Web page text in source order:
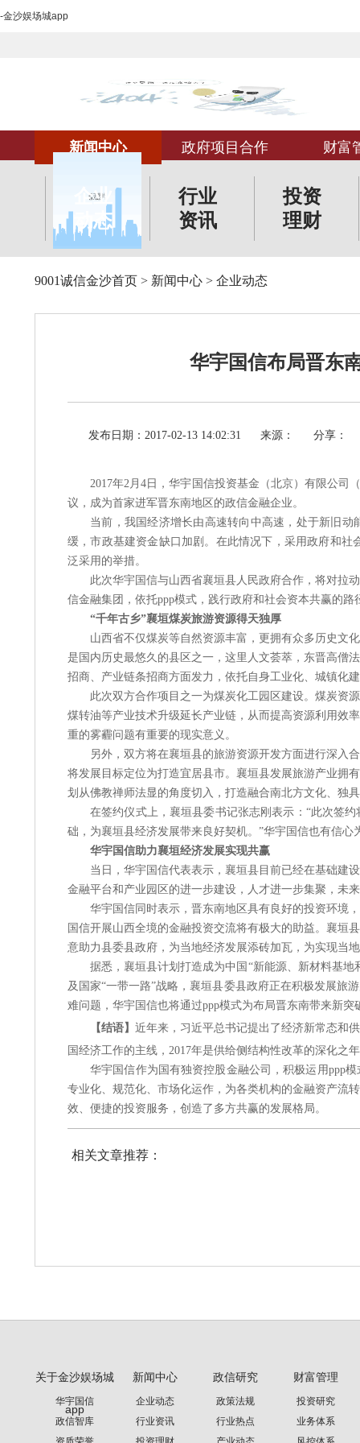
-金沙娱场城app
新闻中心 政府项目合作 财富
企业
动态
行业
资讯
投资
理财
9001诚信金沙首页 > 新闻中心 > 企业动态
华宇国信布局晋东
发布日期：2017-02-13 14:02:31 来源： 分享：
2017年2月4日，华宇国信投资基金（北京）有限公司
议，成为首家进军晋东南地区的政信金融企业。
当前，我国经济增长由高速转向中高速，处于新旧
缓，市政基建资金缺口加剧。在此情况下，采用政府和社
泛采用的举措。
此次华宇国信与山西省襄垣县人民政府合作，将对拉
信金融集团，依托ppp模式，践行政府和社会资本共赢的
“千年古乡”襄垣煤炭旅游资源得天独厚
山西省不仅煤炭等自然资源丰富，更拥有众多历史文
是国内历史最悠久的县区之一，这里人文荟萃，东晋高僧
招商、产业链条招商方面发力，依托自身工业化、城镇化
此次双方合作项目之一为煤炭化工园区建设。煤炭资
煤转油等产业技术升级延长产业链，从而提高资源利用效
重的雾霾问题有重要的现实意义。
另外，双方将在襄垣县的旅游资源开发方面进行深入
将发展目标定位为打造宜居县市。襄垣县发展旅游产业拥
划从佛教禅师法显的角度切入，打造融合南北方文化、独
在签约仪式上，襄垣县委书记张志刚表示： “此次签
础，为襄垣县经济发展带来良好契机。”华宇国信也有信
华宇国信助力襄垣经济发展实现共赢
当日，华宇国信代表表示，襄垣县目前已经在基础建
金融平台和产业园区的进一步建设，人才进一步集聚，未
华宇国信同时表示，晋东南地区具有良好的投资环境
国信开展山西全境的金融投资交流将有极大的助益。襄垣
意助力县委县政府，为当地经济发展添砖加瓦，为实现当
据悉，襄垣县计划打造成为中国 “新能源、新材料基地
及国家“一带一路”战略，襄垣县委县政府正在积极发展旅
难问题，华宇国信也将通过ppp模式为布局晋东南带来新突
【结语】 近年来，习近平总书记提出了经济新常态和
国经济工作的主线， 2017年是供给侧结构性改革的深化之
华宇国信作为国有独资控股金融公司，积极运用ppp
专业化、规范化、市场化运作，为各类机构的金融资产流
效、便捷的投资服务，创造了多方共赢的发展格局。
相关文章推荐：
关于金沙娱场城
app
华宇国信
政信智库
新闻中心
企业动态
行业资讯
政信研究
政策法规
行业热点
财富管理
投资研究
业务体系